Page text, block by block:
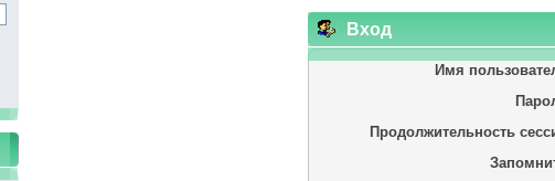
Вход
Имя
Продолжительность